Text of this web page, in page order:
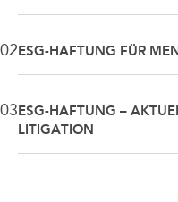
02ESG-HAFTUNG FÜR
03ESG-HAFTUNG –
LITIGATION